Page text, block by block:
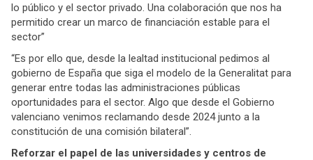
lo público y el sector privado. Una colaboración que nos ha
permitido crear un marco de financiación estable para el
sector”
“Es por ello que, desde la lealtad institucional pedimos al
gobierno de España que siga el modelo de la Generalitat para
generar entre todas las administraciones públicas
oportunidades para el sector. Algo que desde el Gobierno
valenciano venimos reclamando desde 2024 junto a la
constitución de una comisión bilateral”.
Reforzar el papel de las universidades y centros de